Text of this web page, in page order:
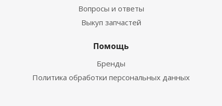
Вопросы и ответы
Выкуп запчастей
Помощь
Бренды
Политика обработки персональных данных